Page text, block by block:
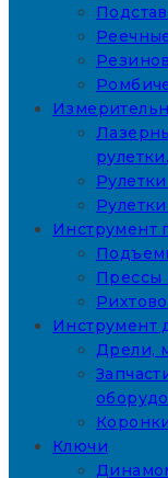
рулетки.
Инструмент
Прессы
Инструмент
Дрели,
Ключи